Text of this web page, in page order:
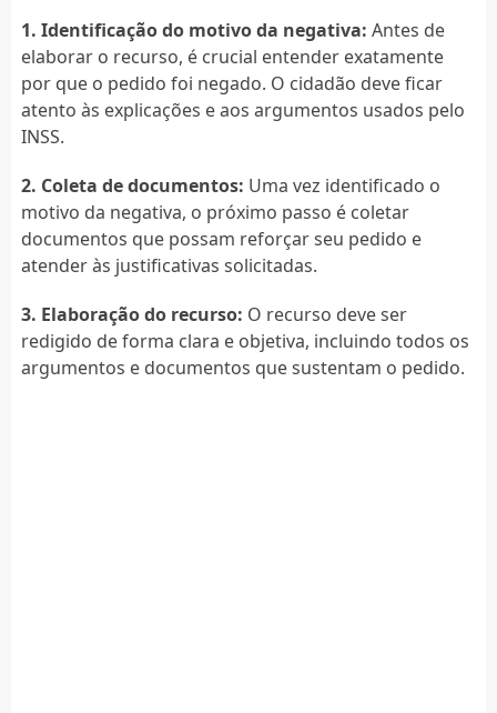
1. Identificação do motivo da negativa: Antes de
elaborar o recurso, é crucial entender exatamente
por que o pedido foi negado. O cidadão deve ficar
atento às explicações e aos argumentos usados pelo
INSS.
2. Coleta de documentos: Uma vez identificado o
motivo da negativa, o próximo passo é coletar
documentos que possam reforçar seu pedido e
atender às justificativas solicitadas.
3. Elaboração do recurso: O recurso deve ser
redigido de forma clara e objetiva, incluindo todos os
argumentos e documentos que sustentam o pedido.